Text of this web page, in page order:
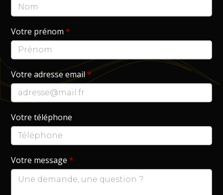
Votre prénom*
Votre adresse email*
Votre téléphone
Votre message*